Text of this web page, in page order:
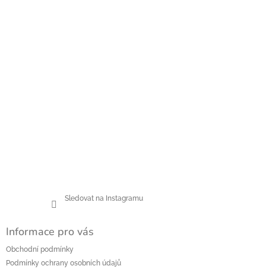
Sledovat na Instagramu
Informace pro vás
Obchodní podmínky
Podmínky ochrany osobních údajů